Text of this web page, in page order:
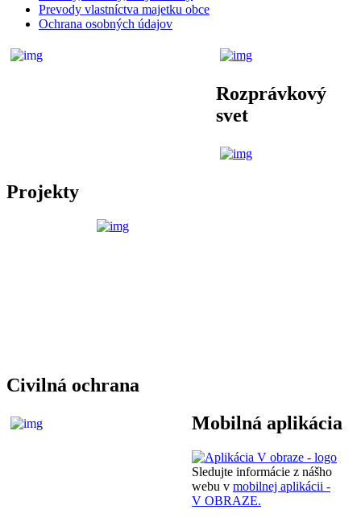
Prevody vlastníctva majetku obce
Ochrana osobných údajov
Rozprávkový
svet
Projekty
Civilná ochrana
Mobilná aplikácia
Sledujte informácie z nášho
webu v mobilnej aplikácii -
V OBRAZE.